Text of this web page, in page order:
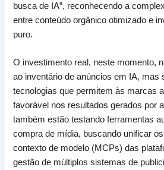
busca de IA”, reconhecendo a
entre conteúdo orgânico otimizado e
puro.
O investimento real, neste momento,
ao inventário de anúncios em IA, mas
tecnologias que permitem às marcas
favorável nos resultados gerados por
também estão testando ferramentas
compra de mídia, buscando unificar
contexto de modelo (MCPs) das
gestão de múltiplos sistemas de